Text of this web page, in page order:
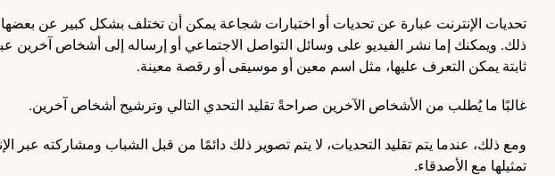
تحديات الإنترنت عبارة عن تحديات أو اختبارات شجاعة يمكن أن تختلف بشكل كبير عن
ذلك. ويمكنك إما نشر الفيديو على وسائل التواصل الاجتماعي أو إرساله إلى أشخاص آخرين
ثابتة يمكن التعرف عليها، مثل اسم معين أو موسيقى أو رقصة معينة.
غالبًا ما يُطلب من الأشخاص الآخرين صراحةً تقليد التحدي التالي وترشيح أشخاص آخرين.
ومع ذلك، عندما يتم تقليد التحديات، لا يتم تصوير ذلك دائمًا من قبل الشباب ومشاركته عبر
تمثيلها مع الأصدقاء.